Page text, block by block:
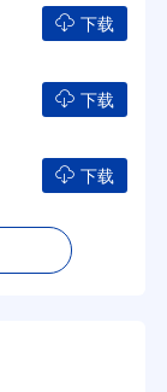
下载
下载
下载